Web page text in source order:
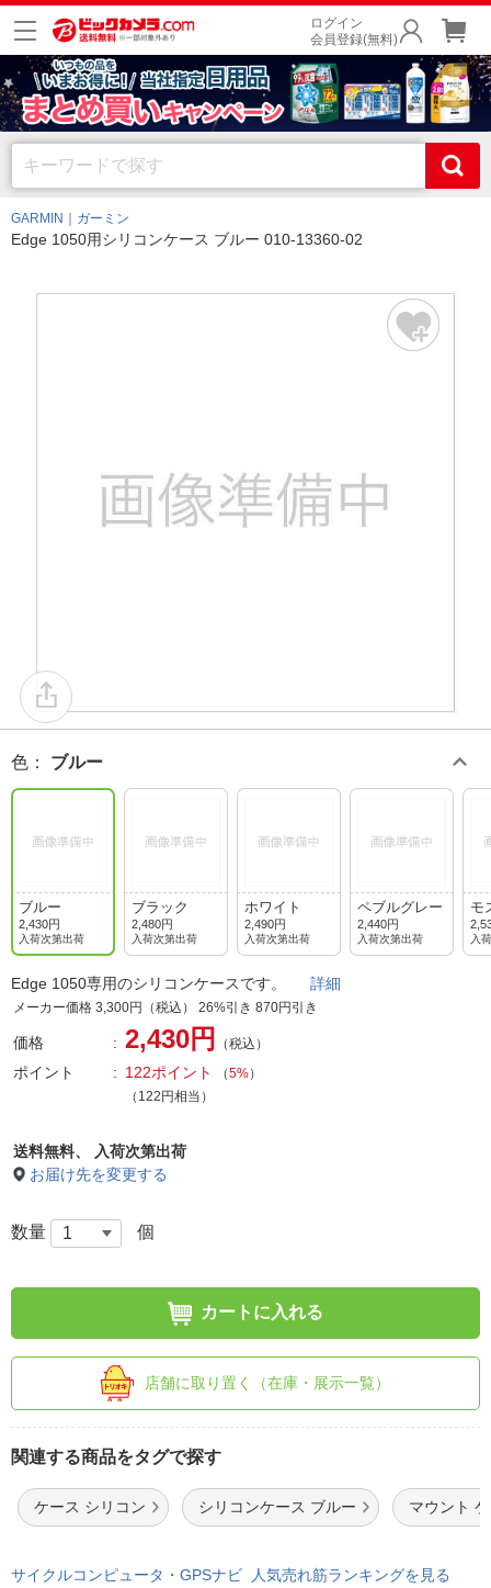
ログイン
会員登録(無料)
GARMIN｜ガーミン
Edge 1050用シリコンケース ブルー 010-13360-02
色 ： ブルー
ブルー
2,430円
入荷次第出荷
ブラック
2,480円
入荷次第出荷
ホワイト
2,490円
入荷次第出荷
ペブルグレー
2,440円
入荷次第出荷
モ
入
Edge 1050専用のシリコンケースです。 詳細
メーカー価格 3,300円（税込） 26%引き 870円引き
価格 2,430円 （税込）
ポイント 122ポイント （5%）
（122円相当）
送料無料、
入荷次第出荷
お届け先を変更する
数量 個
カートに入れる
店舗に取り置く（在庫・展示一覧）
関連する商品をタグで探す
ケース シリコン シリコンケース ブルー マウント
サイクルコンピュータ・GPSナビ 人気売れ筋ランキングを見る